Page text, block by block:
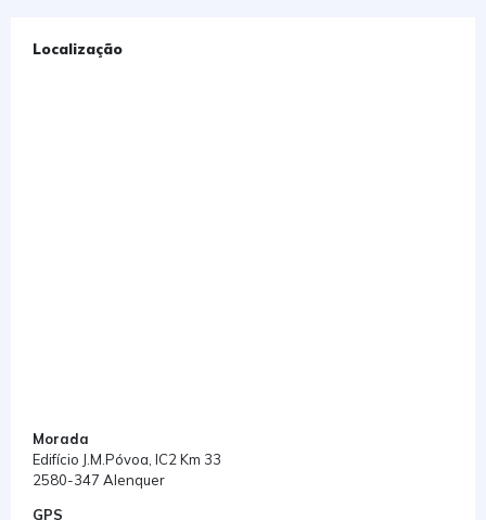
Localização
Morada
Edifício J.M.Póvoa, IC2 Km 33
2580-347 Alenquer
GPS